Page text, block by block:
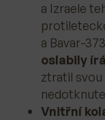
a Izraele
a Bavar-
oslabily
ztratil
Vnitřní